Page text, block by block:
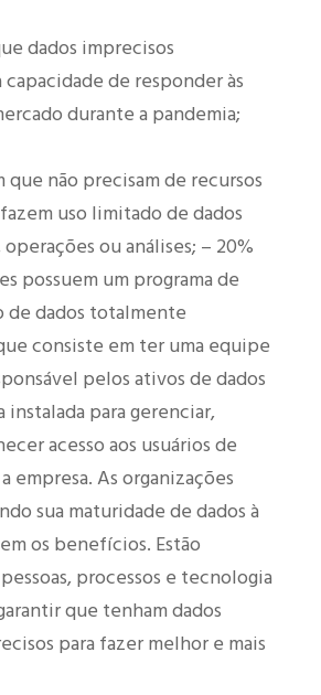
dados imprecisos
de responder às
durante a pandemia;
que não precisam de recursos
uso limitado de dados
ou análises; – 20%
possuem um programa de
dados totalmente
consiste em ter uma equipe
pelos ativos de dados
para gerenciar,
acesso aos usuários de
empresa. As organizações
sua maturidade de dados à
os benefícios. Estão
processos e tecnologia
que tenham dados
para fazer melhor e mais